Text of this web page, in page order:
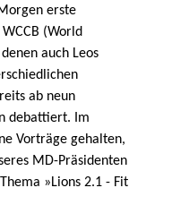
erste
(World
auch Leos
ab neun
debattiert. Im
Vorträge gehalten,
MD-Präsidenten
»Lions 2.1 - Fit